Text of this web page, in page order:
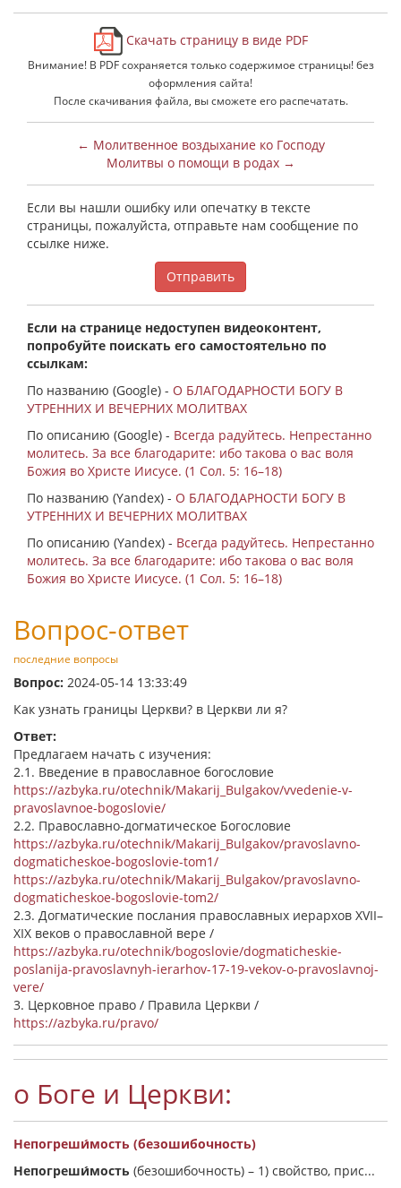
Скачать страницу в виде PDF
Внимание! В PDF сохраняется только содержимое страницы! без
оформления сайта!
После скачивания файла, вы сможете его распечатать.
← Молитвенное воздыхание ко Господу
Молитвы о помощи в родах →
Если вы нашли ошибку или опечатку в тексте
страницы, пожалуйста, отправьте нам сообщение по
ссылке ниже.
Отправить
Если на странице недоступен видеоконтент,
попробуйте поискать его самостоятельно по
ссылкам:
По названию (Google) - О БЛАГОДАРНОСТИ БОГУ В
УТРЕННИХ И ВЕЧЕРНИХ МОЛИТВАХ
По описанию (Google) - Всегда радуйтесь. Непрестанно
молитесь. За все благодарите: ибо такова о вас воля
Божия во Христе Иисусе. (1 Сол. 5: 16–18)
По названию (Yandex) - О БЛАГОДАРНОСТИ БОГУ В
УТРЕННИХ И ВЕЧЕРНИХ МОЛИТВАХ
По описанию (Yandex) - Всегда радуйтесь. Непрестанно
молитесь. За все благодарите: ибо такова о вас воля
Божия во Христе Иисусе. (1 Сол. 5: 16–18)
Вопрос-ответ
последние вопросы
Вопрос: 2024-05-14 13:33:49
Как узнать границы Церкви? в Церкви ли я?
Ответ:
Предлагаем начать с изучения:
2.1. Введение в православное богословие
https://azbyka.ru/otechnik/Makarij_Bulgakov/vvedenie-v-
pravoslavnoe-bogoslovie/
2.2. Православно-догматическое Богословие
https://azbyka.ru/otechnik/Makarij_Bulgakov/pravoslavno-
dogmaticheskoe-bogoslovie-tom1/
https://azbyka.ru/otechnik/Makarij_Bulgakov/pravoslavno-
dogmaticheskoe-bogoslovie-tom2/
2.3. Догматические послания православных иерархов XVII–
XIX веков о православной вере /
https://azbyka.ru/otechnik/bogoslovie/dogmaticheskie-
poslanija-pravoslavnyh-ierarhov-17-19-vekov-o-pravoslavnoj-
vere/
3. Церковное право / Правила Церкви /
https://azbyka.ru/pravo/
о Боге и Церкви:
Непогреши́мость (безошибочность)
Непогреши́мость (безошибочность) – 1) свойство, прис...